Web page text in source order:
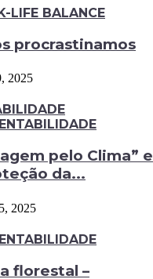
LIFE BALANCE
procrastinamos
2025
pelo Clima” e
da...
2025
florestal –